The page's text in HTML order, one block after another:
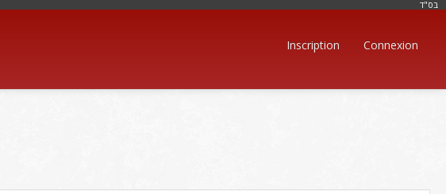
בּס"ד
Inscription Connexion